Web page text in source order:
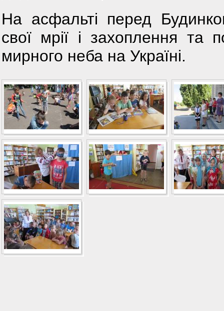
На асфальті перед
свої мрії і захоплення та
мирного неба на Україні.